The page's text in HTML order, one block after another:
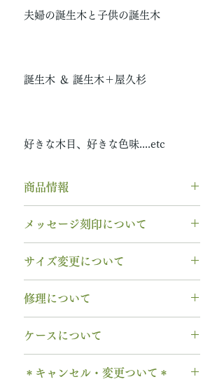
夫婦の誕生木と子供の誕生木
誕生木 ＆ 誕生木＋屋久杉
好きな木目、好きな色味....etc
商品情報
幅 ： 3.0mm
納期： 3〜4週間
※お急ぎの場合は、事前にお問い
合わせください
メッセージ刻印について
フォント：ブロック体
以下の組み合わせが可能です。
A～Z 英字 大文字のみ（※小文
字は不可です）
0～9 数字
. ドット
サイズ変更について
ません 。
お届け日より3週間以内であれば、
1回に限り無料にて新品交換いたし
ます。
修理について
で、専用のクロスをプレゼントし
******
ケースについて
料の装飾ケースのいずれかを選択
＊キャンセル・変更ついて＊